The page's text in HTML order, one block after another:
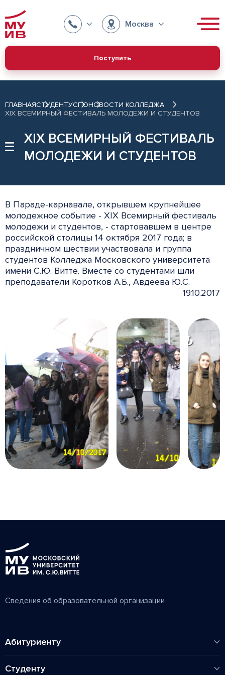
Москва
Поступить
ГЛАВНАЯСТУДЕНТУСПОНОВОСТИ КОЛЛЕДЖА
XIX ВСЕМИРНЫЙ ФЕСТИВАЛЬ МОЛОДЕЖИ И СТУДЕНТОВ
XIX ВСЕМИРНЫЙ ФЕСТИВАЛЬ
МОЛОДЕЖИ И СТУДЕНТОВ
В Параде-карнавале, открывшем крупнейшее
молодежное событие - XIX Всемирный фестиваль
молодежи и студентов, - стартовавшем в центре
российской столицы 14 октября 2017 года; в
праздничном шествии участвовала и группа
студентов Колледжа Московского университета
имени С.Ю. Витте. Вместе со студентами шли
преподаватели Коротков А.Б., Авдеева Ю.С.
19.10.2017
Сведения об образовательной организации
Абитуриенту
Студенту